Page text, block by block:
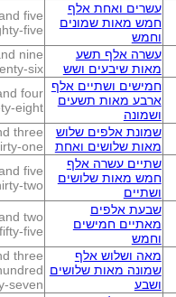
עשרים ואחת אלף
חמש מאות שמונים
וחמש
five
five
עשרה אלף תשע
מאות שיבעים ושש
nine
six
חמישים ושתיים אלף
ארבע מאות תשעים
ושמונה
four
eight
שמונת אלפים שלוש
מאות שלושים ואחת
three
one
שתיים עשרה אלף
חמש מאות שלושים
ושתיים
five
two
שבעת אלפים
מאתיים חמישים
וחמש
two
five
מאה ושלוש אלף
שמונה מאות שלושים
ושבע
three
seven